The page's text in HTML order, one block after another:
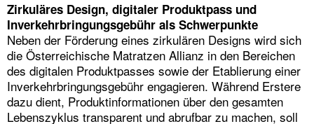
Zirkuläres Design, digitaler Produktpass und
Inverkehrbringungsgebühr als Schwerpunkte
Neben der Förderung eines zirkulären Designs wird sich
die Österreichische Matratzen Allianz in den Bereichen
des digitalen Produktpasses sowie der Etablierung einer
Inverkehrbringungsgebühr engagieren. Während Erstere
dazu dient, Produktinformationen über den gesamten
Lebenszyklus transparent und abrufbar zu machen, soll